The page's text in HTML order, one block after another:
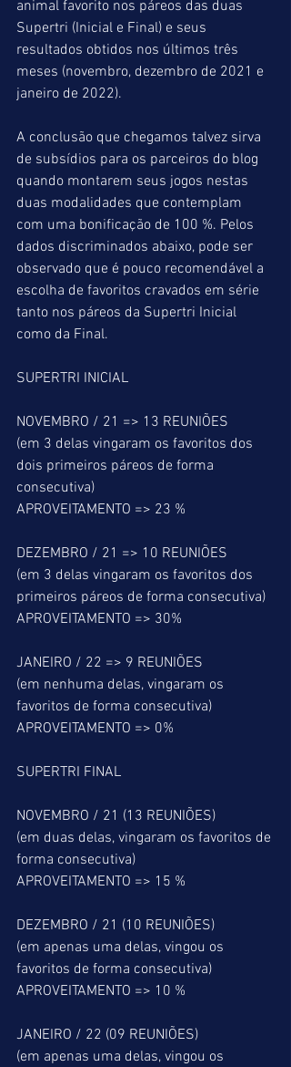
animal favorito nos páreos das duas
Supertri (Inicial e Final) e seus
resultados obtidos nos últimos três
meses (novembro, dezembro de 2021 e
janeiro de 2022).
A conclusão que chegamos talvez sirva
de subsídios para os parceiros do blog
quando montarem seus jogos nestas
duas modalidades que contemplam
com uma bonificação de 100 %. Pelos
dados discriminados abaixo, pode ser
observado que é pouco recomendável a
escolha de favoritos cravados em série
tanto nos páreos da Supertri Inicial
como da Final.
SUPERTRI INICIAL
NOVEMBRO / 21 => 13 REUNIÕES
(em 3 delas vingaram os favoritos dos
dois primeiros páreos de forma
consecutiva)
APROVEITAMENTO => 23 %
DEZEMBRO / 21 => 10 REUNIÕES
(em 3 delas vingaram os favoritos dos
primeiros páreos de forma consecutiva)
APROVEITAMENTO => 30%
JANEIRO / 22 => 9 REUNIÕES
(em nenhuma delas, vingaram os
favoritos de forma consecutiva)
APROVEITAMENTO => 0%
SUPERTRI FINAL
NOVEMBRO / 21 (13 REUNIÕES)
(em duas delas, vingaram os favoritos de
forma consecutiva)
APROVEITAMENTO => 15 %
DEZEMBRO / 21 (10 REUNIÕES)
(em apenas uma delas, vingou os
favoritos de forma consecutiva)
APROVEITAMENTO => 10 %
JANEIRO / 22 (09 REUNIÕES)
(em apenas uma delas, vingou os